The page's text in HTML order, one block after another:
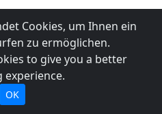
Cookies, um Ihnen ein
zu ermöglichen.
to give you a better
experience.
OK